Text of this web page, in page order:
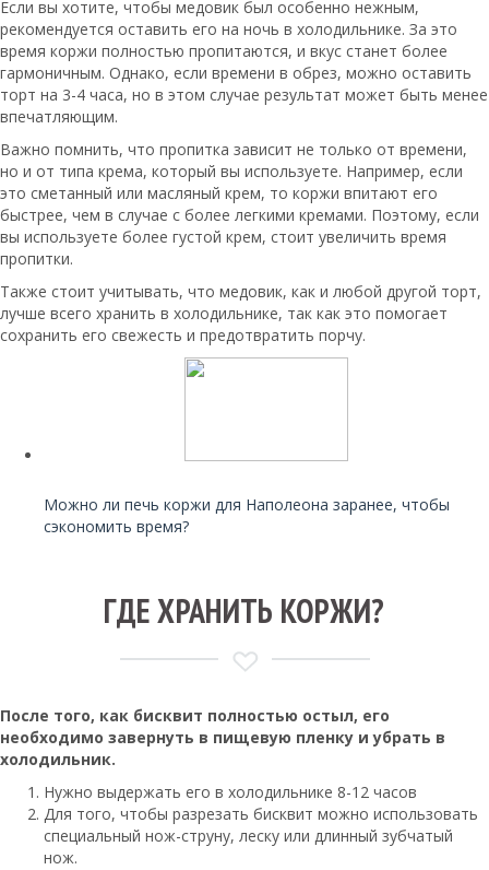
Если вы хотите, чтобы медовик был особенно нежным,
рекомендуется оставить его на ночь в холодильнике. За это
время коржи полностью пропитаются, и вкус станет более
гармоничным. Однако, если времени в обрез, можно оставить
торт на 3-4 часа, но в этом случае результат может быть менее
впечатляющим.
Важно помнить, что пропитка зависит не только от времени,
но и от типа крема, который вы используете. Например, если
это сметанный или масляный крем, то коржи впитают его
быстрее, чем в случае с более легкими кремами. Поэтому, если
вы используете более густой крем, стоит увеличить время
пропитки.
Также стоит учитывать, что медовик, как и любой другой торт,
лучше всего хранить в холодильнике, так как это помогает
сохранить его свежесть и предотвратить порчу.
Можно ли печь коржи для Наполеона заранее, чтобы
сэкономить время?
ГДЕ ХРАНИТЬ КОРЖИ?
После того, как бисквит полностью остыл, его
необходимо завернуть в пищевую пленку и убрать в
холодильник.
Нужно выдержать его в холодильнике 8-12 часов
Для того, чтобы разрезать бисквит можно использовать
специальный нож-струну, леску или длинный зубчатый
нож.